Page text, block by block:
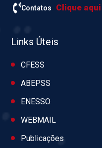
Contatos Clique aqui
Links Úteis
CFESS
ABEPSS
ENESSO
WEBMAIL
Publicações